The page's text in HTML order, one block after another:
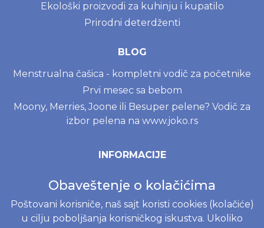
Ekološki proizvodi za kuhinju i kupatilo
Prirodni deterdženti
BLOG
Menstrualna čašica - kompletni vodič za početnike
Prvi mesec sa bebom
Moony, Merries, Joone ili Besuper pelene? Vodič za
izbor pelena na www.joko.rs
INFORMACIJE
Uslovi korišćenja
Politika privatnosti
Obaveštenje o kolačićima
Poštovani korisniče, naš sajt koristi cookies (kolačiće)
u cilju poboljšanja korisničkog iskustva. Ukoliko